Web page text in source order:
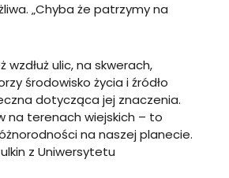
„Chyba że patrzymy na
ulic, na skwerach,
środowisko życia i źródło
dotycząca jej znaczenia.
na terenach wiejskich – to
na naszej planecie.
z Uniwersytetu